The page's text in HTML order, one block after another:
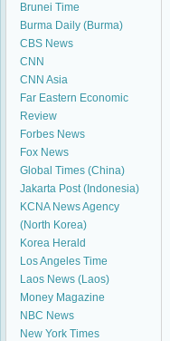
Brunei Time
Burma Daily (Burma)
CBS News
CNN
CNN Asia
Far Eastern Economic
Review
Forbes News
Fox News
Global Times (China)
Jakarta Post (Indonesia)
KCNA News Agency
(North Korea)
Korea Herald
Los Angeles Time
Laos News (Laos)
Money Magazine
NBC News
New York Times